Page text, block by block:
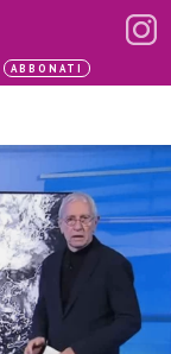
ABBONATI